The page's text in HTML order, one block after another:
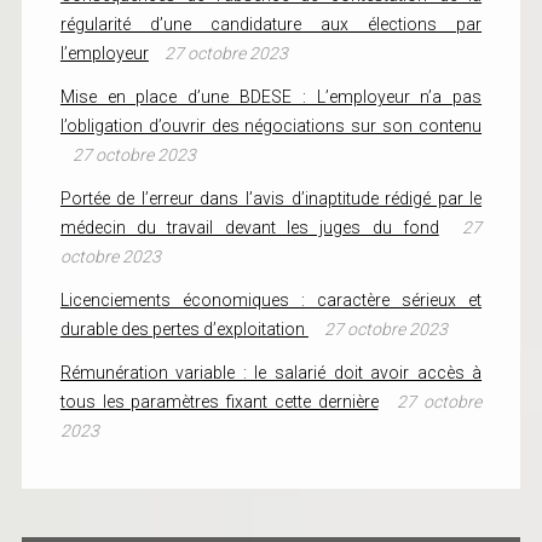
régularité d’une candidature aux élections par
l’employeur
27 octobre 2023
Mise en place d’une BDESE : L’employeur n’a pas
l’obligation d’ouvrir des négociations sur son contenu
27 octobre 2023
Portée de l’erreur dans l’avis d’inaptitude rédigé par le
médecin du travail devant les juges du fond
27
octobre 2023
Licenciements économiques : caractère sérieux et
durable des pertes d’exploitation
27 octobre 2023
Rémunération variable : le salarié doit avoir accès à
tous les paramètres fixant cette dernière
27 octobre
2023